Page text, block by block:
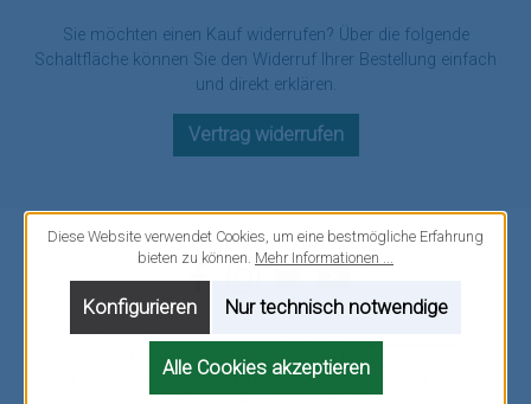
Sie möchten einen Kauf widerrufen? Über die folgende
Schaltfläche können Sie den Widerruf Ihrer Bestellung einfach
und direkt erklären.
Vertrag widerrufen
Facebook
Alle Preise inkl. gesetzl. Mehrwertsteuer zzgl.Versandkosten
*innerhalb von Deutschland (nur Festland)
**gilt für Lieferungen innerhalb Deutschlands, Lieferzeiten für andere
Diese Website verwendet Cookies, um eine bestmögliche Erfahrung
bieten zu können. Mehr Informationen ...
Nur technisch notwendige
Konfigurieren
Alle Cookies akzeptieren